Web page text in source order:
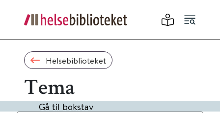
Helsebiblioteket
Tema
Gå til bokstav